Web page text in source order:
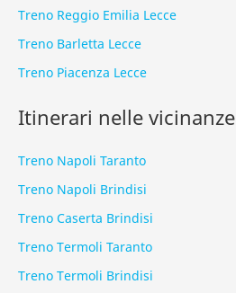
Treno Reggio Emilia Lecce
Treno Barletta Lecce
Treno Piacenza Lecce
Itinerari nelle vicinanze
Treno Napoli Taranto
Treno Napoli Brindisi
Treno Caserta Brindisi
Treno Termoli Taranto
Treno Termoli Brindisi